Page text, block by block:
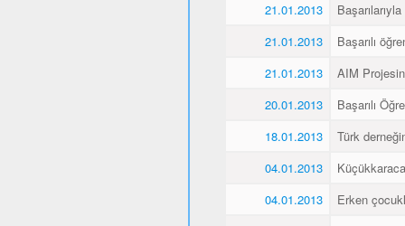
21.01.2013
21.01.2013
Başarılı
21.01.2013
AIM
20.01.2013
Başarılı
18.01.2013
Türk
04.01.2013
04.01.2013
Erken